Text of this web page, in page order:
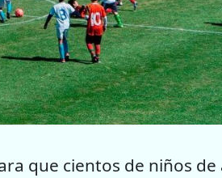
que cientos de niños